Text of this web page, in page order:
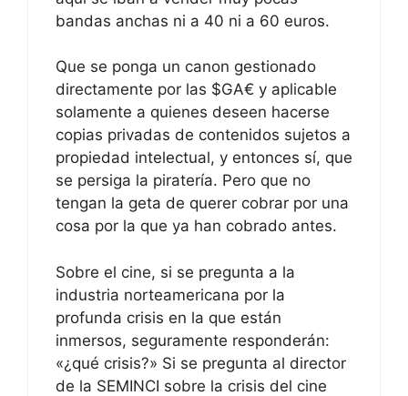
bandas anchas ni a 40 ni a 60 euros.
Que se ponga un canon gestionado
directamente por las $GA€ y aplicable
solamente a quienes deseen hacerse
copias privadas de contenidos sujetos a
propiedad intelectual, y entonces sí, que
se persiga la piratería. Pero que no
tengan la geta de querer cobrar por una
cosa por la que ya han cobrado antes.
Sobre el cine, si se pregunta a la
industria norteamericana por la
profunda crisis en la que están
inmersos, seguramente responderán:
«¿qué crisis?» Si se pregunta al director
de la SEMINCI sobre la crisis del cine